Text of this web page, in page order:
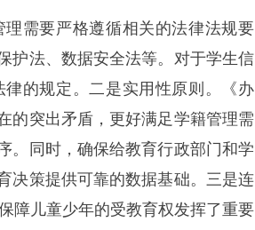
理需要严格遵循相关的法律法规要
护法、数据安全法等。对于学生信
的规定。二是实用性原则。《办
的突出矛盾，更好满足学籍管理需
。同时，确保给教育行政部门和学
决策提供可靠的数据基础。三是连
障儿童少年的受教育权发挥了重要